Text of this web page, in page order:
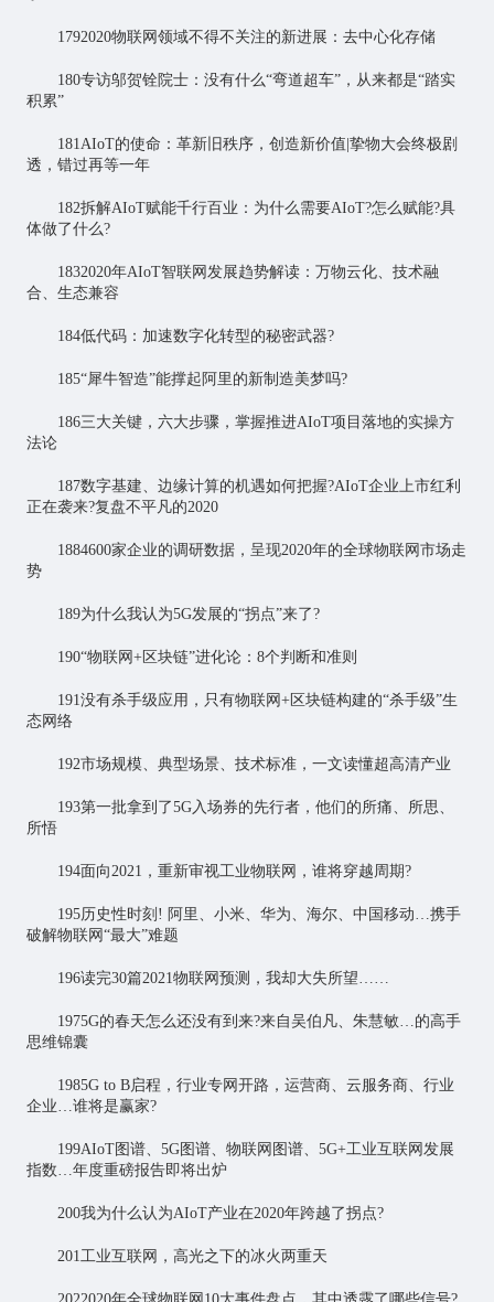
1792020物联网领域不得不关注的新进展：去中心化存储
180专访邬贺铨院士：没有什么“弯道超车”，从来都是“踏实
积累”
181AIoT的使命：革新旧秩序，创造新价值|挚物大会终极剧
透，错过再等一年
182拆解AIoT赋能千行百业：为什么需要AIoT?怎么赋能?具
体做了什么?
1832020年AIoT智联网发展趋势解读：万物云化、技术融
合、生态兼容
184低代码：加速数字化转型的秘密武器?
185“犀牛智造”能撑起阿里的新制造美梦吗?
186三大关键，六大步骤，掌握推进AIoT项目落地的实操方
法论
187数字基建、边缘计算的机遇如何把握?AIoT企业上市红利
正在袭来?复盘不平凡的2020
1884600家企业的调研数据，呈现2020年的全球物联网市场走
势
189为什么我认为5G发展的“拐点”来了?
190“物联网+区块链”进化论：8个判断和准则
191没有杀手级应用，只有物联网+区块链构建的“杀手级”生
态网络
192市场规模、典型场景、技术标准，一文读懂超高清产业
193第一批拿到了5G入场券的先行者，他们的所痛、所思、
所悟
194面向2021，重新审视工业物联网，谁将穿越周期?
195历史性时刻! 阿里、小米、华为、海尔、中国移动…携手
破解物联网“最大”难题
196读完30篇2021物联网预测，我却大失所望……
1975G的春天怎么还没有到来?来自吴伯凡、朱慧敏…的高手
思维锦囊
1985G to B启程，行业专网开路，运营商、云服务商、行业
企业…谁将是赢家?
199AIoT图谱、5G图谱、物联网图谱、5G+工业互联网发展
指数…年度重磅报告即将出炉
200我为什么认为AIoT产业在2020年跨越了拐点?
201工业互联网，高光之下的冰火两重天